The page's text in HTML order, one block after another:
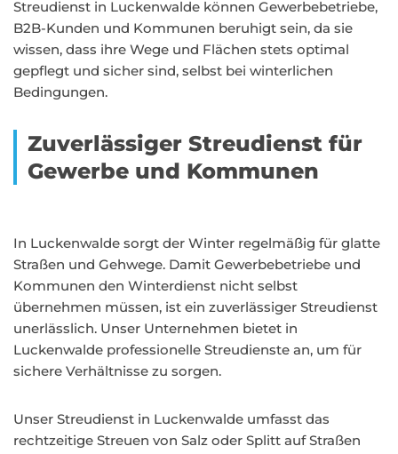
Streudienst in Luckenwalde können Gewerbebetriebe,
B2B-Kunden und Kommunen beruhigt sein, da sie
wissen, dass ihre Wege und Flächen stets optimal
gepflegt und sicher sind, selbst bei winterlichen
Bedingungen.
Zuverlässiger Streudienst für
Gewerbe und Kommunen
In Luckenwalde sorgt der Winter regelmäßig für glatte
Straßen und Gehwege. Damit Gewerbebetriebe und
Kommunen den Winterdienst nicht selbst
übernehmen müssen, ist ein zuverlässiger Streudienst
unerlässlich. Unser Unternehmen bietet in
Luckenwalde professionelle Streudienste an, um für
sichere Verhältnisse zu sorgen.
Unser Streudienst in Luckenwalde umfasst das
rechtzeitige Streuen von Salz oder Splitt auf Straßen